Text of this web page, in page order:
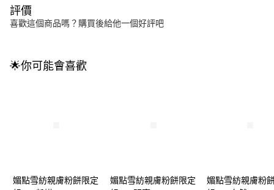
評價
喜歡這個商品嗎？購買後給他一個好評吧
🌟你可能會喜歡
媚點雪紡親膚粉餅限定
媚點雪紡親膚粉餅限定
媚點雪紡親膚粉